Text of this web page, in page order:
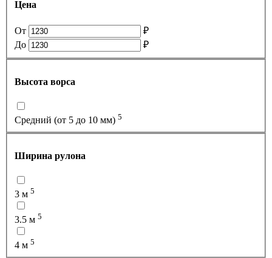
Цена
От
₽
До
₽
Высота ворса
Средний (от 5 до 10 мм) 5
Ширина рулона
3 м 5
3.5 м 5
4 м 5